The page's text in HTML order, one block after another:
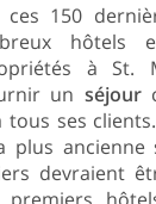
150
hôtels
à St.
un séjour
tous ses
plus
devraient